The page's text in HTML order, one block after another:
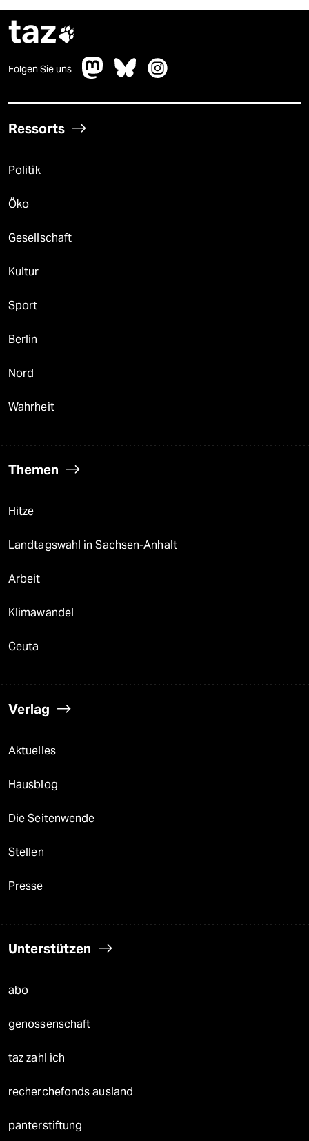
taz
Folgen Sie uns
Ressorts
Politik
Öko
Gesellschaft
Kultur
Sport
Berlin
Nord
Wahrheit
Themen
Hitze
Landtagswahl in Sachsen-Anhalt
Arbeit
Klimawandel
Ceuta
Verlag
Aktuelles
Hausblog
Die Seitenwende
Stellen
Presse
Unterstützen
abo
genossenschaft
taz zahl ich
recherchefonds ausland
panterstiftung